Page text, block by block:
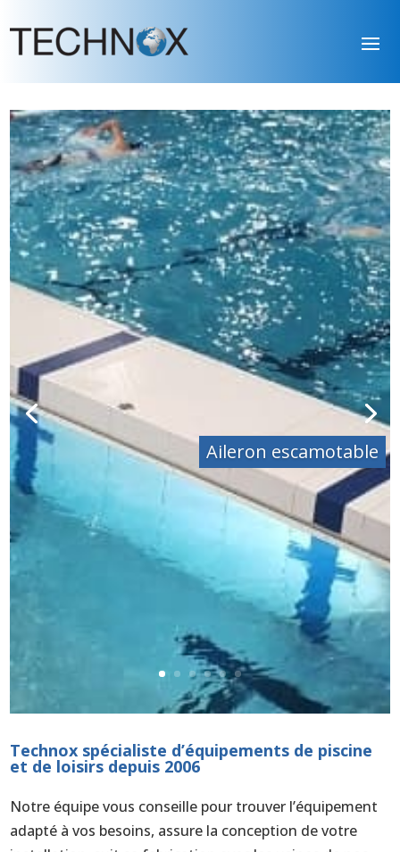
Aileron escamotable
Technox spécialiste d’équipements de piscine
et de loisirs depuis 2006
Notre équipe vous conseille pour trouver l’équipement
adapté à vos besoins, assure la conception de votre